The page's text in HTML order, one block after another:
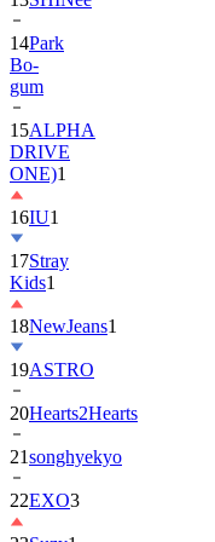
14Park
Bo-
gum
15ALPHA
DRIVE
ONE)1
16IU1
17Stray
Kids1
18NewJeans1
19ASTRO
20Hearts2Hearts
21songhyekyo
22EXO3